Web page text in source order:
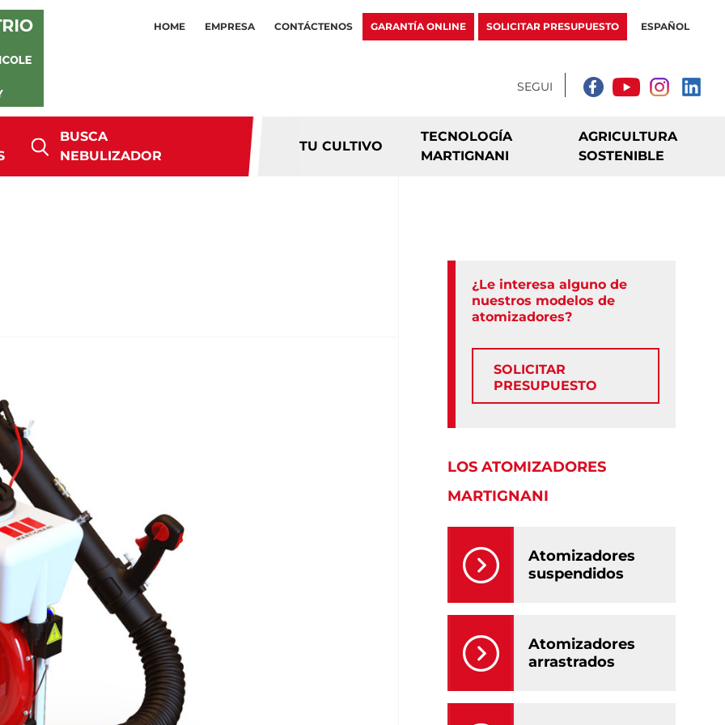
HOME EMPRESA CONTÁCTENOS GARANTÍA ONLINE SOLICITAR PRESUPUESTO ESPAÑOL
BUSCA
NEBULIZADOR
TU CULTIVO
TECNOLOGÍA
MARTIGNANI
AGRICULTURA
SOSTENIBLE
¿Le interesa alguno de
nuestros modelos de
atomizadores?
SOLICITAR
PRESUPUESTO
LOS ATOMIZADORES
MARTIGNANI
Atomizadores
suspendidos
Atomizadores
arrastrados